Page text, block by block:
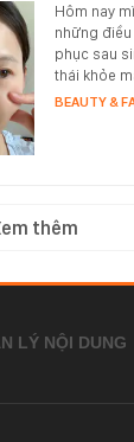
Hôm nay
những
phục sau
thái khỏe
BEAUTY &
thêm
LÝ NỘI DUNG